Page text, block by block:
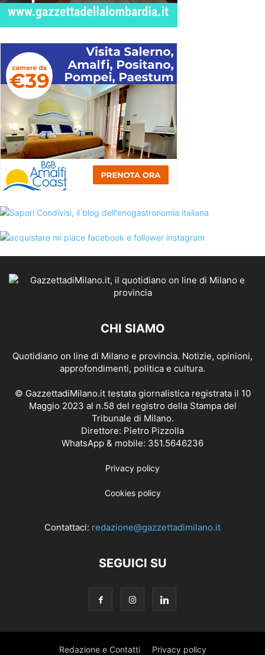
CHI SIAMO
Quotidiano on line di Milano e provincia. Notizie, opinioni,
approfondimenti, politica e cultura.
© GazzettadiMilano.it testata giornalistica registrata il 10
Maggio 2023 al n.58 del registro della Stampa del
Tribunale di Milano.
Direttore: Pietro Pizzolla
WhatsApp & mobile: 351.5646236
Privacy policy
Cookies policy
Contattaci: redazione@gazzettadimilano.it
SEGUICI SU
Redazione e Contatti Privacy policy